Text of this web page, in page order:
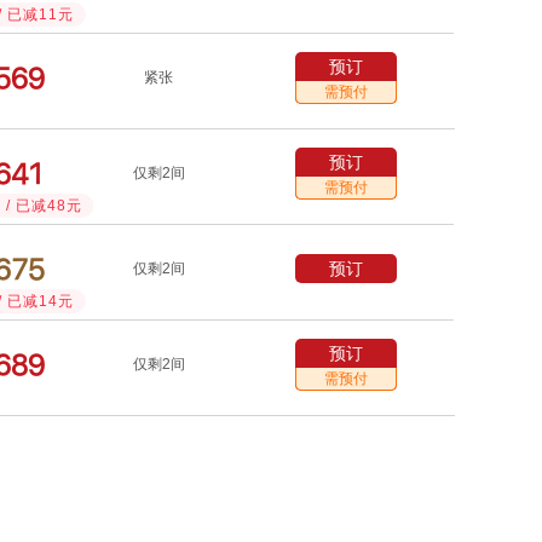
已减11元
 紧张
预订
需预付

/ 已减48元
仅剩2间
预订
需预付

已减14元
仅剩2间 预订
 仅剩2间
预订
需预付